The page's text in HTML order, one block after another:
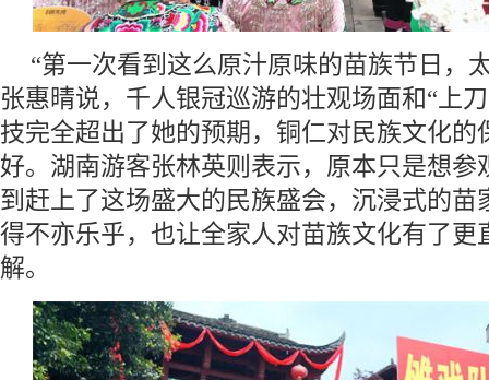
“第一次看到这么原汁原味的苗族节日，
张惠晴说，千人银冠巡游的壮观场面和“上
技完全超出了她的预期，铜仁对民族文化的
好。湖南游客张林英则表示，原本只是想参
到赶上了这场盛大的民族盛会，沉浸式的苗
得不亦乐乎，也让全家人对苗族文化有了更
解。